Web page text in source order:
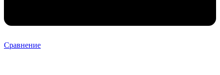
Сравнение